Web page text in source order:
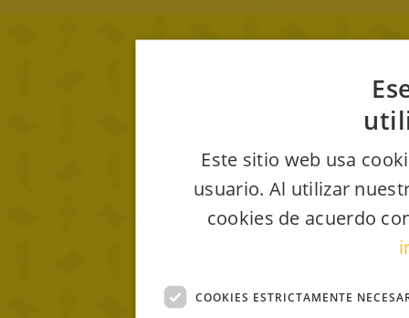
Este sitio web usa
usuario. Al utilizar
cookies de acuerdo
COOKIES ESTRICTAMENTE